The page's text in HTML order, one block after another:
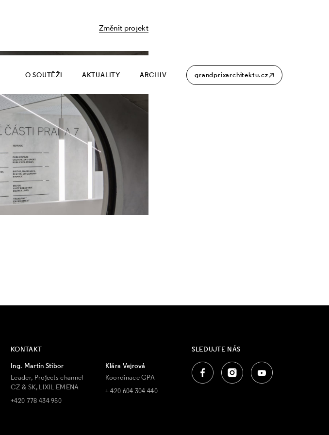
Změnit projekt
O SOUTĚŽI AKTUALITY ARCHIV grandprixarchitektu.cz
KONTAKT
Ing. Martin Stibor
Leader, Projects channel
CZ & SK, LIXIL EMENA
+420 778 434 950
Klára Vejrová
Koordinace GPA
+ 420 604 304 440
SLEDUJTE NÁS